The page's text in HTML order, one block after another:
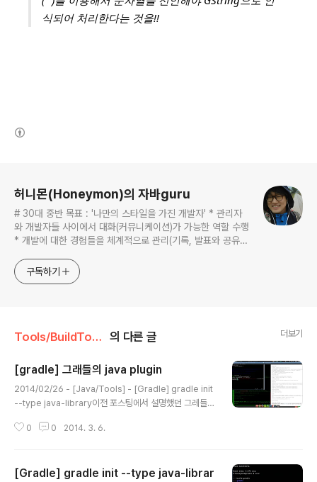
식되어 처리한다는 것을!!
허니몬(Honeymon)의 자바guru
# 30대 중반 목표 : '나만의 스타일을 가진 개발자' * 관리자
와 개발자들 사이에서 대화(커뮤니케이션)가 가능한 역할 수행
* 개발에 대한 경험들을 체계적으로 관리(기록, 발표와 공유)
누구나 들려봤을법한 그런 개발관련 파워블로거 를 목표로 블
로그를 재편하려고 하는 중
구독하기
Tools/BuildTools 의 다른 글 더보기
[gradle] 그래들의 java plugin
2014/02/26 - [Java/Tools] - [Gradle] gradle init
--type java-library이전 포스팅에서 설명했던 그레들을
pe java-library 실행결과는 다음과 같다. ├── READ
wrapper.properties ├── gradlew ├── gradlew.
0 0 2014. 3. 6.
[Gradle] gradle init --type java-librar